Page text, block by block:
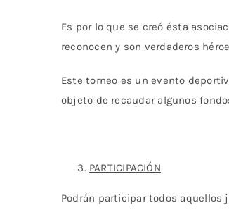
Es por lo que se creó ésta
reconocen y son verdaderos
Este torneo es un evento
objeto de recaudar algunos
PARTICIPACIÓN
Podrán participar todos aquellos